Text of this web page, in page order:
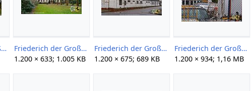
Friederich der Große 1+2 07 Gerd Storm 20160116.jpg
Friederich der Große 1+2 09 Gerd Storm 20160116.jpg
1.200 × 633; 1.005 KB
Friederich der Große 1+2 259 Gerd Storm 20151129.jpg
1.200 × 675; 689 KB
Friederich der Große 1+2 261 Gerd Storm 20151129.jpg
1.200 × 934; 1,16 MB